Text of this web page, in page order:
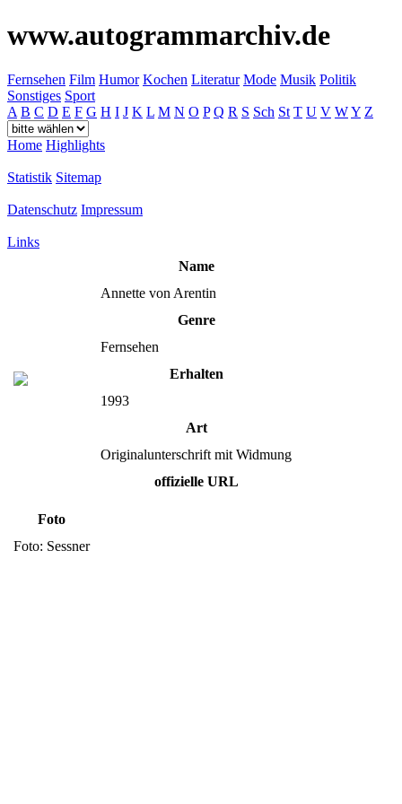
www.autogrammarchiv.de
Fernsehen Film Humor Kochen Literatur Mode Musik Politik
Sonstiges Sport
A B C D E F G H I J K L M N O P Q R S Sch St T U V WY Z
Home Highlights
Statistik Sitemap
Datenschutz Impressum
Links
Name
Annette von Arentin
Genre
Fernsehen
Erhalten
1993
Art
Originalunterschrift mit Widmung
offizielle URL
Foto
Foto: Sessner